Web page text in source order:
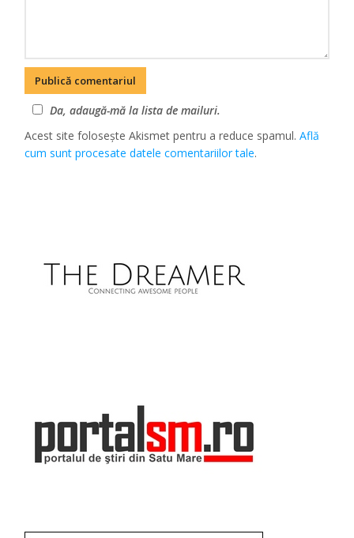
Da, adaugă-mă la lista de mailuri.
Acest site folosește Akismet pentru a reduce spamul.Află
cum sunt procesate datele comentariilor tale.